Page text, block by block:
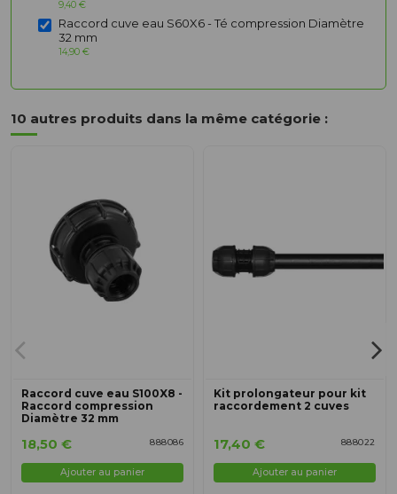
9,40 €
Raccord cuve eau S60X6 - Té compression Diamètre
32 mm
14,90 €
10 autres produits dans la même catégorie :
Raccord cuve eau S100X8 -
Raccord compression
Diamètre 32 mm
888086
18,50 €
Ajouter au panier
Kit prolongateur pour kit
raccordement 2 cuves
888022
17,40 €
Ajouter au panier